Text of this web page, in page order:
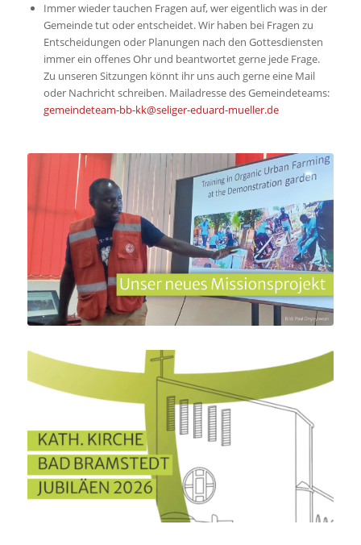
Immer wieder tauchen Fragen auf, wer eigentlich was in der
Gemeinde tut oder entscheidet. Wir haben bei Fragen zu
Entscheidungen oder Planungen nach den Gottesdiensten
immer ein offenes Ohr und beantwortet gerne jede Frage.
Zu unseren Sitzungen könnt ihr uns auch gerne eine Mail
oder Nachricht schreiben. Mailadresse des Gemeindeteams:
gemeindeteam-bb-kk@seliger-eduard-mueller.de